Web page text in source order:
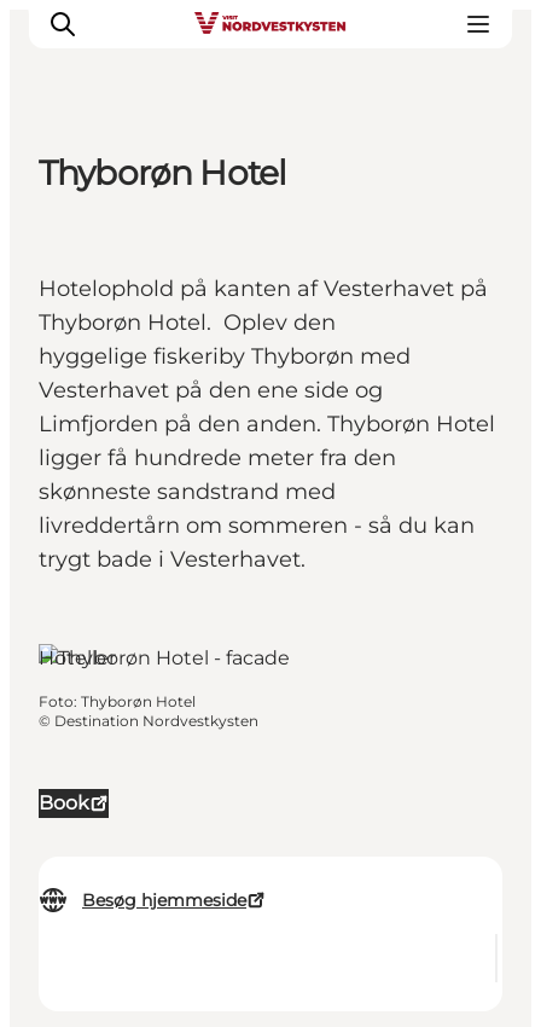
Handicapvenlig ferie
Events
Overnatning
Planlæg din ferie
Thyborøn Hotel
Hotelophold på kanten af Vesterhavet på
Thyborøn Hotel. Oplev den
hyggelige fiskeriby Thyborøn med
Vesterhavet på den ene side og
Limfjorden på den anden. Thyborøn Hotel
ligger få hundrede meter fra den
skønneste sandstrand med
livreddertårn om sommeren - så du kan
trygt bade i Vesterhavet.
Book
Besøg hjemmeside
Hoteller
Foto: Thyborøn Hotel
© Destination Nordvestkysten